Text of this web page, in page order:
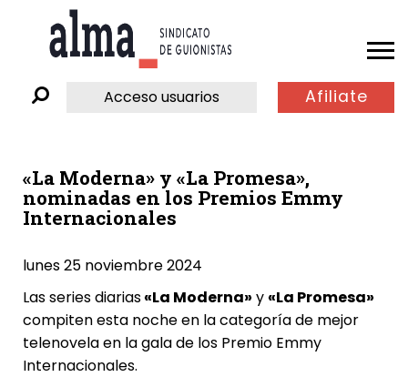
Acceso usuarios Afiliate
«La Moderna» y «La Promesa»,
nominadas en los Premios Emmy
Internacionales
lunes 25 noviembre 2024
Las series diarias«La Moderna» y «La Promesa»
compiten esta noche en la categoría de mejor
telenovela en la gala de los Premio Emmy
Internacionales.